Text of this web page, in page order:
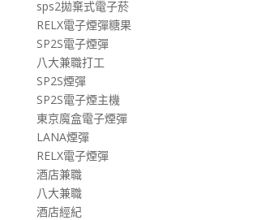
sps2拋棄式電子菸
RELX電子煙彈糖果
SP2S電子煙彈
八大兼職打工
SP2S煙彈
SP2S電子煙主機
東京魔盒電子煙彈
LANA煙彈
RELX電子煙彈
酒店兼職
八大兼職
酒店經紀